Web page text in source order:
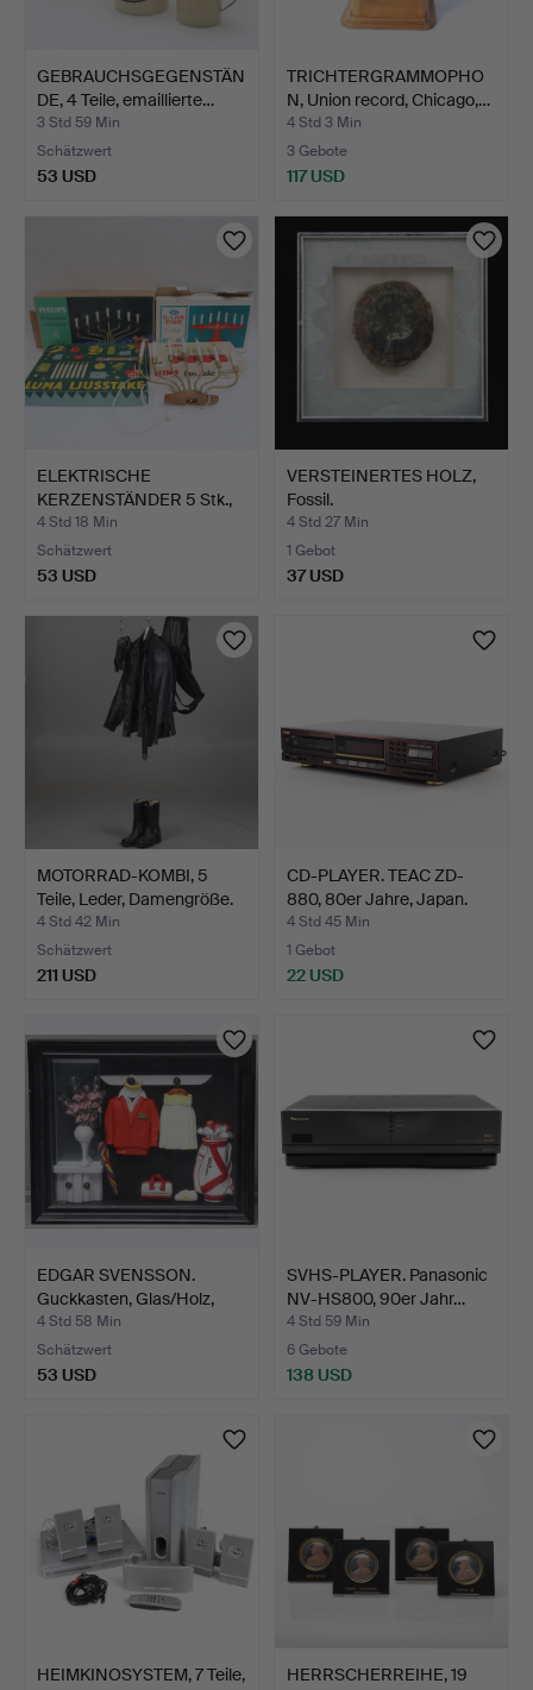
GEBRAUCHSGEGENSTÄN
DE, 4 Teile, emaillierte…
3 Std 59 Min
Schätzwert
53 USD
TRICHTERGRAMMOPHO
N, Union record, Chicago,…
4 Std 3 Min
3 Gebote
117 USD
ELEKTRISCHE
KERZENSTÄNDER 5 Stk.,
Luma, Ep…
4 Std 18 Min
Schätzwert
53 USD
VERSTEINERTES HOLZ,
Fossil.
4 Std 27 Min
1 Gebot
37 USD
MOTORRAD-KOMBI, 5
Teile, Leder, Damengröße.
4 Std 42 Min
Schätzwert
211 USD
CD-PLAYER. TEAC ZD-
880, 80er Jahre, Japan.
4 Std 45 Min
1 Gebot
22 USD
EDGAR SVENSSON.
Guckkasten, Glas/Holz,
Gol…
4 Std 58 Min
Schätzwert
53 USD
SVHS-PLAYER. Panasonic
NV-HS800, 90er Jahr…
4 Std 59 Min
6 Gebote
138 USD
HEIMKINOSYSTEM, 7 Teile,
HERRSCHERREIHE, 19